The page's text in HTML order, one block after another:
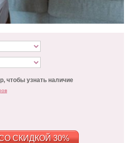
чтобы узнать наличие
СКИДКОЙ 30%